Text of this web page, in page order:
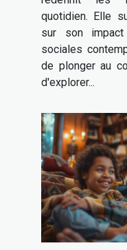
quotidien. Elle
sur son
sociales
de plonger au
d'explorer...